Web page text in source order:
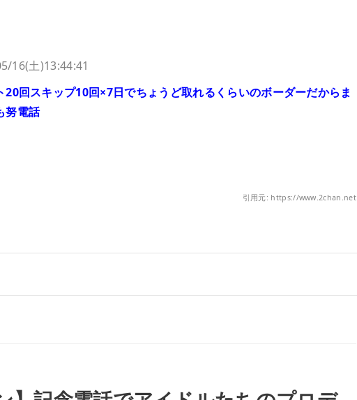
16(土)13:44:41
20回スキップ10回×7日でちょうど取れるくらいのボーダーだからま
努電話
引用元: https://www.2chan.net